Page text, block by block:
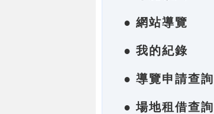
● 網站導覽
● 我的紀錄
● 導覽申請查詢
● 場地租借查詢